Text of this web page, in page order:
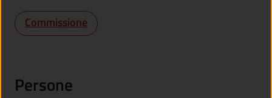
Commissione
Persone